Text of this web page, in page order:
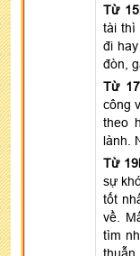
Từ
tài thì
đi
đòn,
Từ
công
theo
lành.
Từ
sự
tốt
về.
tìm